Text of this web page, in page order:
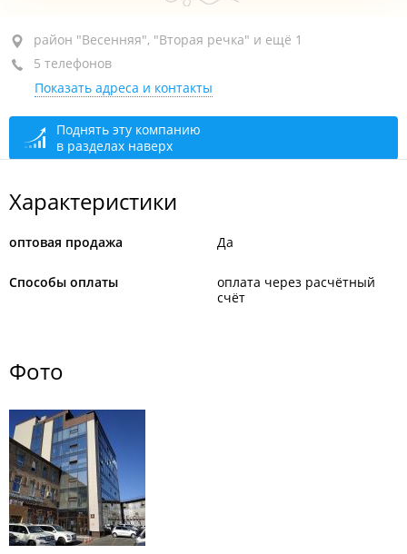
район "Весенняя", ул. Рыбацкая, 56
сегодня закрыто
район "Весенняя", "Вторая речка" и ещё 1
5 телефонов
Показать адреса и контакты
Поднять эту компанию
в разделах наверх
Характеристики
оптовая продажа Да
Способы оплаты
оплата через расчётный
счёт
Фото